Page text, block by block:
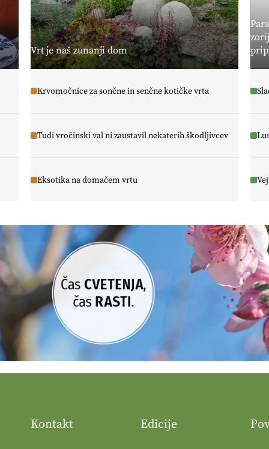
Vrt je naš zunanji dom
Krvomočnice za sončne in senčne kotičke vrta
Tudi vročinski val ni zaustavil nekaterih škodljivcev
Eksotika na domačem vrtu
Kontakt Edicije